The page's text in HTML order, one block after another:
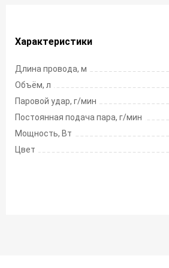
Характеристики
Длина провода, м
Объём, л
Паровой удар, г/мин
Постоянная подача пара, г/мин
Мощность, Вт
Цвет